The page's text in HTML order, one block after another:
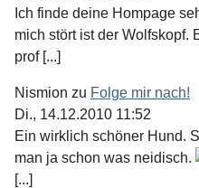
Ich finde deine Hompage
mich stört ist der Wolfskopf.
prof [...]
Nismion zu Folge mir nach!
Di., 14.12.2010 11:52
Ein wirklich schöner Hund.
man ja schon was neidisch.
[...]